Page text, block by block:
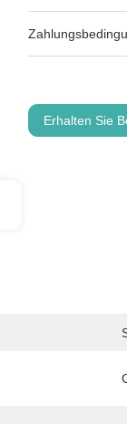
Erhalten Sie